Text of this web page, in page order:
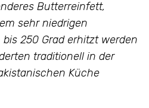
Butterreinfett,
sehr niedrigen
bis 250 Grad erhitzt werden
traditionell in der
Küche